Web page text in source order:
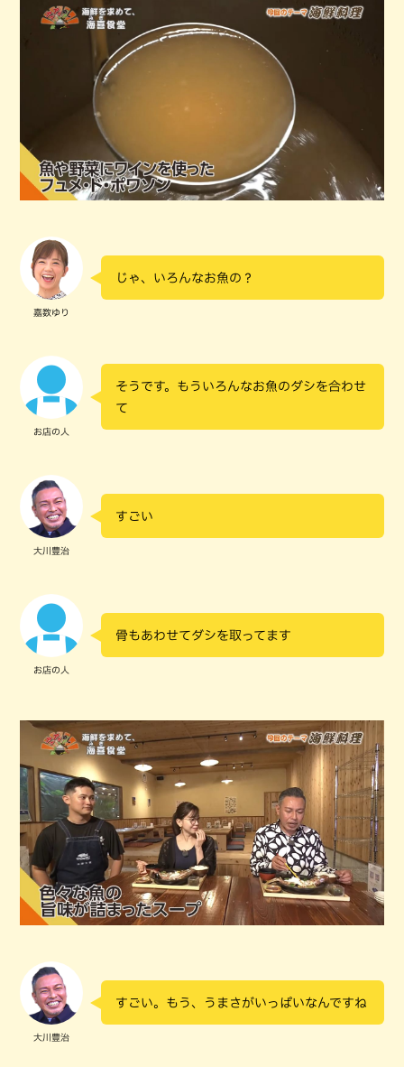
嘉数ゆり
じゃ、いろんなお魚の？
お店の人
そうです。もういろんなお魚のダシを合わせ
て
大川豊治
すごい
お店の人
骨もあわせてダシを取ってます
大川豊治
すごい。もう、うまさがいっぱいなんですね